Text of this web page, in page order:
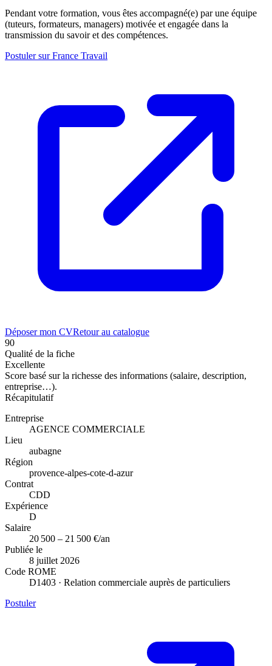
Pendant votre formation, vous êtes accompagné(e) par une équipe
(tuteurs, formateurs, managers) motivée et engagée dans la
transmission du savoir et des compétences.
Postuler sur France Travail
Déposer mon CVRetour au catalogue
90
Qualité de la fiche
Excellente
Score basé sur la richesse des informations (salaire, description,
entreprise…).
Récapitulatif
Entreprise
AGENCE COMMERCIALE
Lieu
aubagne
Région
provence-alpes-cote-d-azur
Contrat
CDD
Expérience
D
Salaire
20 500 – 21 500 €/an
Publiée le
8 juillet 2026
Code ROME
D1403 · Relation commerciale auprès de particuliers
Postuler